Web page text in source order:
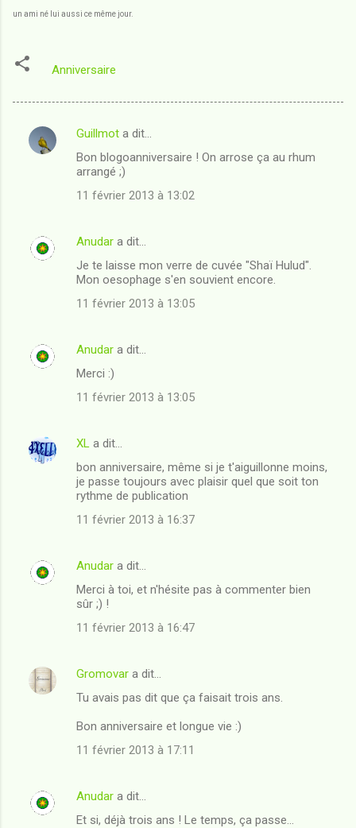
un ami né lui aussi ce même jour.
Anniversaire
C
n
e
Guillmot a dit…
Bon blogoanniversaire ! On arrose ça au rhum
arrangé ;)
11 février 2013 à 13:02
Anudar a dit…
Je te laisse mon verre de cuvée "Shaï Hulud".
Mon oesophage s'en souvient encore.
11 février 2013 à 13:05
Anudar a dit…
Merci :)
11 février 2013 à 13:05
XL a dit…
bon anniversaire, même si je t'aiguillonne moins,
je passe toujours avec plaisir quel que soit ton
rythme de publication
11 février 2013 à 16:37
Anudar a dit…
Merci à toi, et n'hésite pas à commenter bien
sûr ;) !
11 février 2013 à 16:47
Gromovar a dit…
Tu avais pas dit que ça faisait trois ans.
Bon anniversaire et longue vie :)
11 février 2013 à 17:11
Anudar a dit…
Et si, déjà trois ans ! Le temps, ça passe...